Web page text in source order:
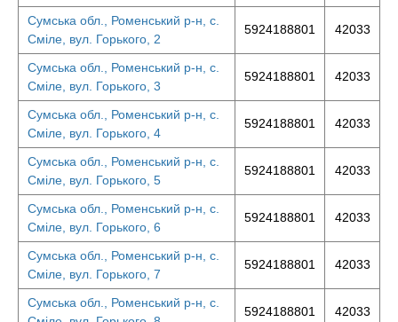
Сумська обл., Роменський р-н, с.
Сміле, вул. Горького, 2
5924188801 42033
Сумська обл., Роменський р-н, с.
Сміле, вул. Горького, 3
5924188801 42033
Сумська обл., Роменський р-н, с.
Сміле, вул. Горького, 4
5924188801 42033
Сумська обл., Роменський р-н, с.
Сміле, вул. Горького, 5
5924188801 42033
Сумська обл., Роменський р-н, с.
Сміле, вул. Горького, 6
5924188801 42033
Сумська обл., Роменський р-н, с.
Сміле, вул. Горького, 7
5924188801 42033
Сумська обл., Роменський р-н, с.
5924188801 42033